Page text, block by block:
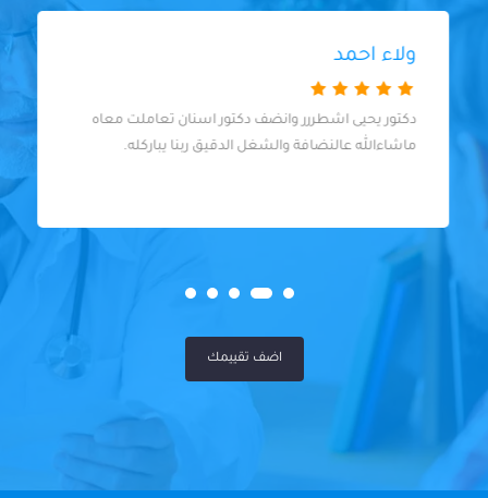
ولاء احمد
دكتور يحيى اشطررر وانضف دكتور اسنان تعاملت معاه
ماشاءالله عالنضافة والشغل الدقيق ربنا يباركله.
اضف تقييمك